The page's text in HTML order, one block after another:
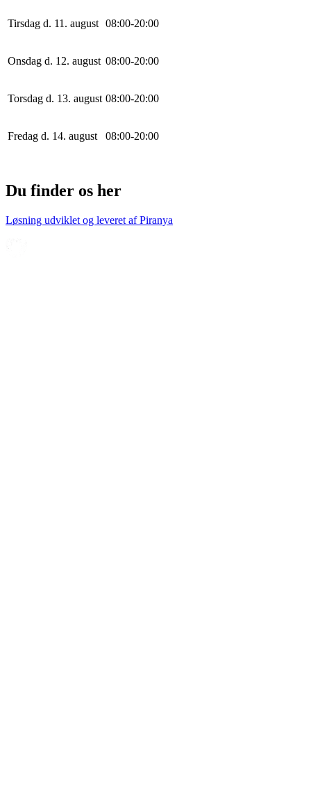
Tirsdag d. 11. august 08:00-20:00
Onsdag d. 12. august 08:00-20:00
Torsdag d. 13. august 08:00-20:00
Fredag d. 14. august 08:00-20:00
Du finder os her
Løsning udviklet og leveret afPiranya